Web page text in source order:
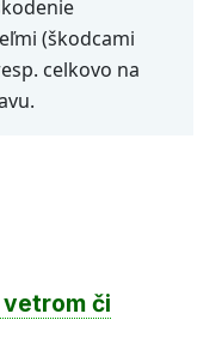
(škodcami
celkovo na
či